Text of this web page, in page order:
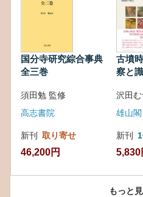
国分寺研究綜合事典
全三巻
須田勉 監修
高志書院
新刊 取り寄せ
46,200円
古墳
察と
沢田
雄山閣
新刊
5,830
もっと